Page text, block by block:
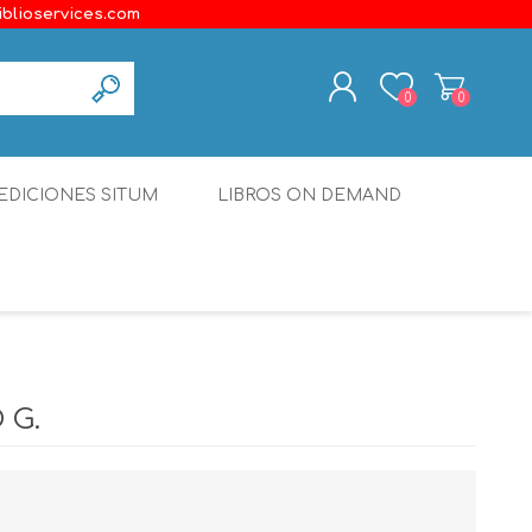
0 0
EDICIONES SITUM LIBROS ON DEMAND
G.